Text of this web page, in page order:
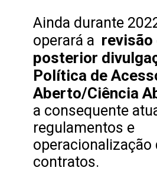
Ainda durante
operará a revisão
posterior
Política de
Aberto/Ciência
a consequente
regulamentos e
operacionalização
contratos.